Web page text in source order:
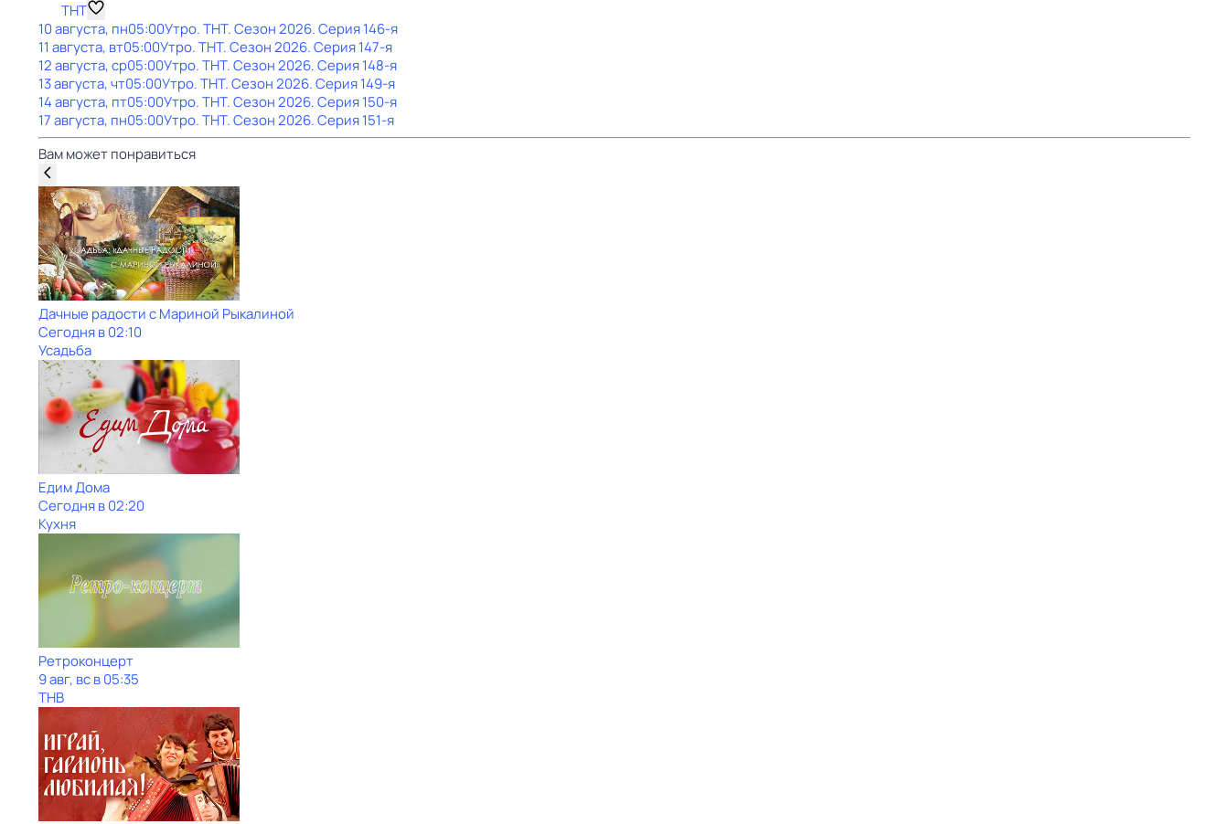
ТНТ
10 августа, пн05:00Утро. ТНТ. Сезон 2026. Серия 146-я
11 августа, вт05:00Утро. ТНТ. Сезон 2026. Серия 147-я
12 августа, ср05:00Утро. ТНТ. Сезон 2026. Серия 148-я
13 августа, чт05:00Утро. ТНТ. Сезон 2026. Серия 149-я
14 августа, пт05:00Утро. ТНТ. Сезон 2026. Серия 150-я
17 августа, пн05:00Утро. ТНТ. Сезон 2026. Серия 151-я
Вам может понравиться
Дачные радости с Мариной Рыкалиной
Сегодня в 02:10
Усадьба
Едим Дома
Сегодня в 02:20
Кухня
Ретроконцерт
9 авг, вс в 05:35
ТНВ